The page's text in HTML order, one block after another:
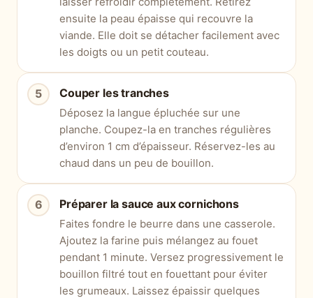
ensuite la peau épaisse qui recouvre la
viande. Elle doit se détacher facilement avec
les doigts ou un petit couteau.
Couper les tranches
Déposez la langue épluchée sur une
planche. Coupez-la en tranches régulières
d’environ 1 cm d’épaisseur. Réservez-les au
chaud dans un peu de bouillon.
Préparer la sauce aux cornichons
Faites fondre le beurre dans une casserole.
Ajoutez la farine puis mélangez au fouet
pendant 1 minute. Versez progressivement le
bouillon filtré tout en fouettant pour éviter
les grumeaux. Laissez épaissir quelques